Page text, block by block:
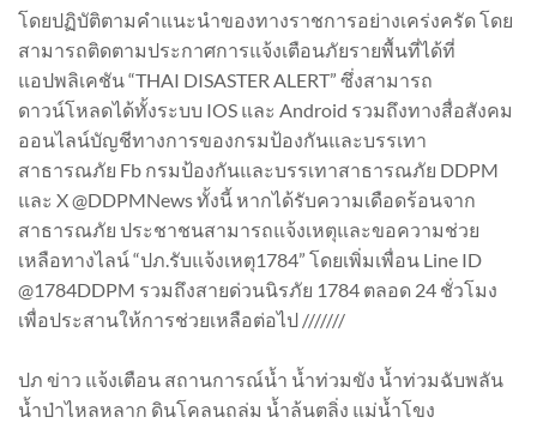
โดยปฏิบัติตามคำแนะนำของทางราชการอย่างเคร่งครัด โดย
สามารถติดตามประกาศการแจ้งเตือนภัยรายพื้นที่ได้ที่
แอปพลิเคชัน “THAI DISASTER ALERT” ซึ่งสามารถ
ดาวน์โหลดได้ทั้งระบบ IOS และ Android รวมถึงทางสื่อสังคม
ออนไลน์บัญชีทางการของกรมป้องกันและบรรเทา
สาธารณภัย Fb กรมป้องกันและบรรเทาสาธารณภัย DDPM
และ X @DDPMNews ทั้งนี้ หากได้รับความเดือดร้อนจาก
สาธารณภัย ประชาชนสามารถแจ้งเหตุและขอความช่วย
เหลือทางไลน์ “ปภ.รับแจ้งเหตุ1784” โดยเพิ่มเพื่อน Line ID
@1784DDPM รวมถึงสายด่วนนิรภัย 1784 ตลอด 24 ชั่วโมง
เพื่อประสานให้การช่วยเหลือต่อไป ///////
ปภ ข่าว แจ้งเตือน สถานการณ์น้ำ น้ำท่วมขัง น้ำท่วมฉับพลัน
น้ำป่าไหลหลาก ดินโคลนถล่ม น้ำล้นตลิ่ง แม่น้ำโขง